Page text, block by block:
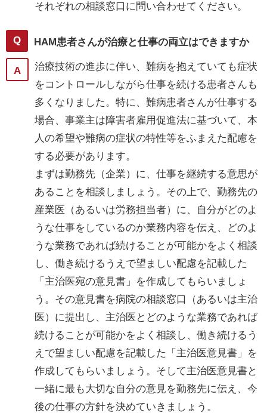
それぞれの相談窓口に問い合わせてください。
HAM患者さんが治療と仕事の両立はできますか
治療技術の進歩に伴い、難病を抱えていても症状
をコントロールしながら仕事を続ける患者さんも
多くなりました。特に、難病患者さんが仕事する
場合、事業主は障害者雇用促進法に基づいて、本
人の希望や難病の症状の特性等をふまえた配慮を
する必要があります。
まずは勤務先（企業）に、仕事を継続する意思が
あることを相談しましょう。その上で、勤務先の
産業医（あるいは労務担当者）に、自分がどのよ
うな仕事をしているのか業務内容を伝え、どのよ
うな業務であれば続けることが可能かをよく相談
し、働き続けるうえで望ましい配慮を記載した
「主治医宛の意見書」を作成してもらいましょ
う。その意見書を病院の相談窓口（あるいは主治
医）に提出し、主治医とどのような業務であれば
続けることが可能かをよく相談し、働き続けるう
えで望ましい配慮を記載した「主治医意見書」を
作成してもらいましょう。そして主治医意見書と
一緒に最も大切な自分の意見を勤務先に伝え、今
後の仕事の方針を決めていきましょう。